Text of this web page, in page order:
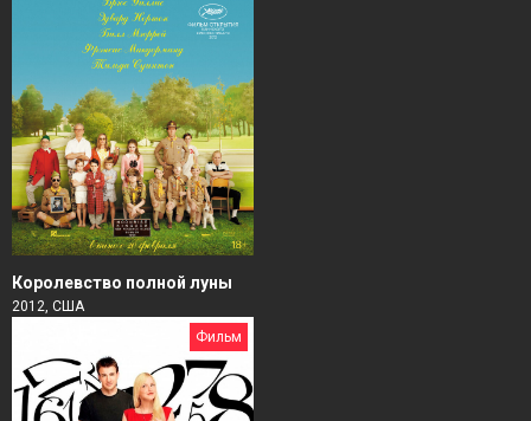
Королевство полной луны
2012, США
Фильм